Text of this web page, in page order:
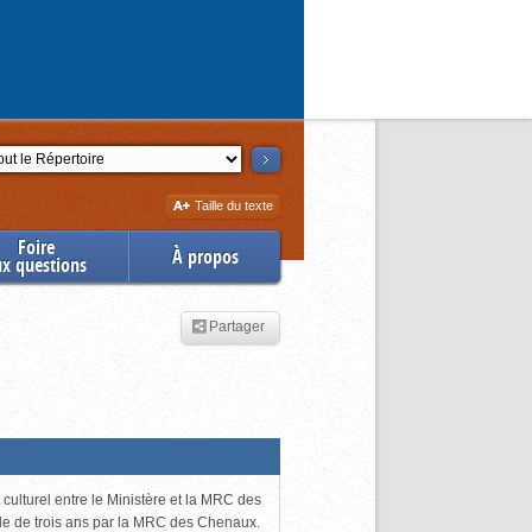
Augmenter
la
Taille du texte
Foire
questions À propos
Partager
entre le Ministère et la MRC des
de trois ans par la MRC des Chenaux.